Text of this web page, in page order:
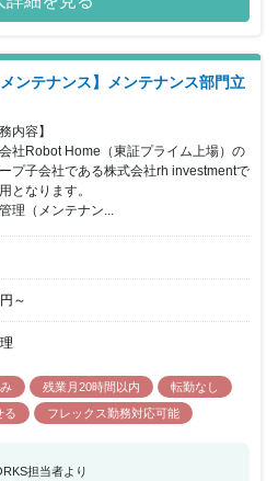
ベートも充実させることが可能で
ンテナンス】メンテナンス部門立
内容】
社Robot Home（東証プライム上場）の
プ子会社である株式会社rh investmentで
となります。
理（メンテナン...
～
残業月20時間以内
転勤なし
る フレックス勤務対応可能
担当者より